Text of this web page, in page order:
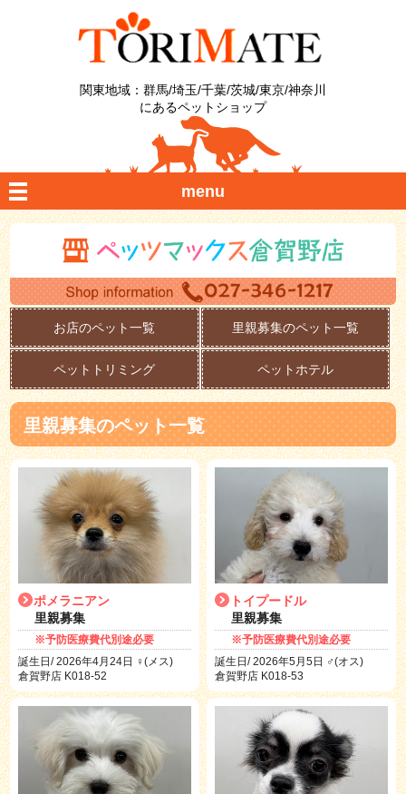
関東地域：群馬/埼玉/千葉/茨城/東京/神奈川
にあるペットショップ
menu
お店のペット一覧 里親募集のペット一覧
ペットトリミング ペットホテル
里親募集のペット一覧
ポメラニアン
里親募集
※予防医療費代別途必要
誕生日/ 2026年4月24日 ♀(メス)
倉賀野店 K018-52
トイプードル
里親募集
※予防医療費代別途必要
誕生日/ 2026年5月5日 ♂(オス)
倉賀野店 K018-53